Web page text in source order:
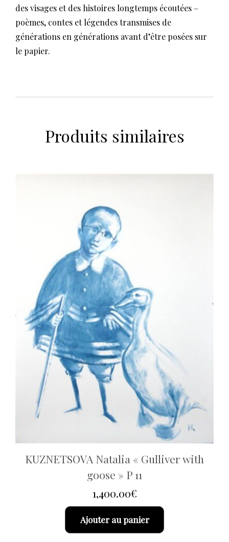
des visages et des histoires longtemps écoutées –
poèmes, contes et légendes transmises de
générations en générations avant d’être posées sur
le papier.
Produits similaires
KUZNETSOVA Natalia « Gulliver with
goose » P 11
1,400.00€
Ajouter au panier